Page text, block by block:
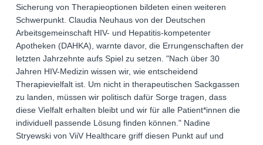
Sicherung von Therapieoptionen bildeten einen weiteren
Schwerpunkt. Claudia Neuhaus von der Deutschen
Arbeitsgemeinschaft HIV- und Hepatitis-kompetenter
Apotheken (DAHKA), warnte davor, die Errungenschaften der
letzten Jahrzehnte aufs Spiel zu setzen. "Nach über 30
Jahren HIV-Medizin wissen wir, wie entscheidend
Therapievielfalt ist. Um nicht in therapeutischen Sackgassen
zu landen, müssen wir politisch dafür Sorge tragen, dass
diese Vielfalt erhalten bleibt und wir für alle Patient*innen die
individuell passende Lösung finden können." Nadine
Stryewski von ViiV Healthcare griff diesen Punkt auf und